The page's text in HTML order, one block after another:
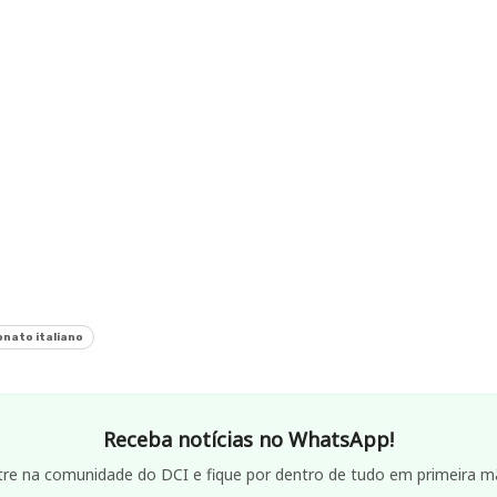
italiano
Receba notícias no WhatsApp!
na comunidade do DCI e fique por dentro de tudo em primeira